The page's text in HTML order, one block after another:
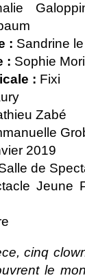
: Sandrine
: Sophie
: Fixi
Zabé
2019
de
Jeune
cinq
le